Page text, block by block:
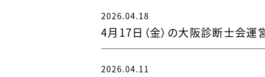
2026.04.18
4月17日（金）の大阪診断士会運
2026.04.11